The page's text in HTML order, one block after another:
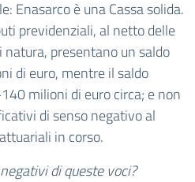
Enasarco è una Cassa solida.
previdenziali, al netto delle
presentano un saldo
di euro, mentre il saldo
milioni di euro circa; e non
di senso negativo al
in corso.
di queste voci?